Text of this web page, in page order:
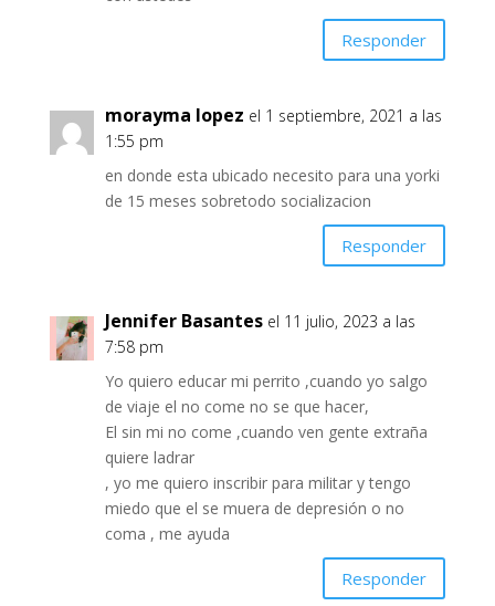
Responder
morayma lopez el 1 septiembre, 2021 a las
1:55 pm
en donde esta ubicado necesito para una yorki
de 15 meses sobretodo socializacion
Responder
Jennifer Basantes el 11 julio, 2023 a las
7:58 pm
Yo quiero educar mi perrito ,cuando yo salgo
de viaje el no come no se que hacer,
El sin mi no come ,cuando ven gente extraña
quiere ladrar
, yo me quiero inscribir para militar y tengo
miedo que el se muera de depresión o no
coma , me ayuda
Responder